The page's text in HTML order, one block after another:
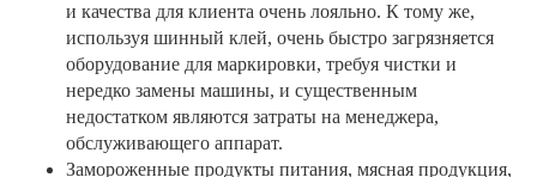
и качества для клиента очень лояльно. К тому же,
используя шинный клей, очень быстро загрязняется
оборудование для маркировки, требуя чистки и
нередко замены машины, и существенным
недостатком являются затраты на менеджера,
обслуживающего аппарат.
Замороженные продукты питания, мясная продукция,